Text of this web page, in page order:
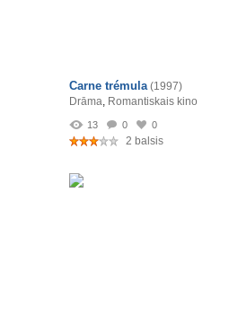
Carne trémula (1997)
Drāma, Romantiskais kino
13 0 0
2 balsis